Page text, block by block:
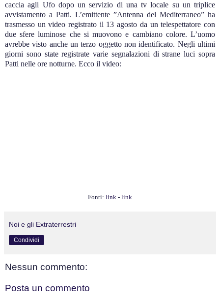
caccia agli Ufo dopo un servizio di una tv locale su un triplice
avvistamento a Patti. L’emittente ”Antenna del Mediterraneo” ha
trasmesso un video registrato il 13 agosto da un telespettatore con
due sfere luminose che si muovono e cambiano colore. L’uomo
avrebbe visto anche un terzo oggetto non identificato. Negli ultimi
giorni sono state registrate varie segnalazioni di strane luci sopra
Patti nelle ore notturne. Ecco il video:
Fonti: link - link
Noi e gli Extraterrestri
Condividi
Nessun commento:
Posta un commento